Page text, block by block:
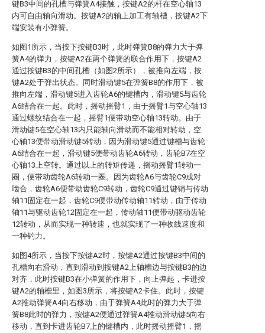
键B3中间的孔槽与弹簧A4接触，按键A2的杆在空心轴13
内可自由轴向滑动。按键A2的轴上加工有轴槽，按键A2下
端安装有小弹簧。
如图1所示，当按下按键B3时，此时弹簧B8的弹力大于弹
簧A4的弹力，按键A2在两个弹簧的联合作用下，按键A2
通过按键B3的中间孔槽（如图2所示），被推向左端，按
键A2处于弹出状态。同时滑动键5在弹簧B8的作用下，被
推向左端，滑动键5进入齿轮A6的键槽内，滑动键5与齿轮
A6结合在一起。此时，摇动摇臂1，由于摇臂1与空心轴13
通过螺纹结合在一起，摇臂1便带动空心轴13转动。由于
滑动键5在空心轴13内只能轴向滑动而不能相对转动，空
心轴13便带动滑动键5转动，因为滑动键5通过键槽与齿轮
A6结合在一起，滑动键5便带动齿轮A6转动，齿轮B7在空
心轴13上空转。通过以上的转矩传递，摇动摇臂1转动一
圈，便带动齿轮A6转动一圈。因为齿轮A6与齿轮C9成对
啮合，齿轮A6便带动齿轮C9转动，齿轮C9通过键销与传动
轴11固定在一起，齿轮C9便带动传动轴11转动，由于传动
轴11与驱动齿轮12固定在一起，传动轴11便带动驱动齿轮
12转动，从而实现一种转速，也就实现了一种收线速度和
一种钓力。
如图4所示，当按下按键A2时，按键A2通过按键B3中间的
孔槽向右滑动，直到滑动到按键A2上轴槽边与按键B3的边
对齐，此时按键B3在小弹簧的作用下，向上弹起，卡进按
键A2的轴槽里，如图3所示，将按键A2卡住。此时，按键
A2推动弹簧A4向右移动，由于弹簧A4此时的弹力大于弹
簧B8此时的弹力，按键A2便通过弹簧A4推动滑动键5向右
移动，直到卡进齿轮B7上的键槽内，此时摇动摇臂1，摇